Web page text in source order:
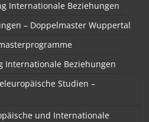
Internationale Beziehungen
– Doppelmaster Wuppertal
Internationale Beziehungen
Studien –
und Internationale